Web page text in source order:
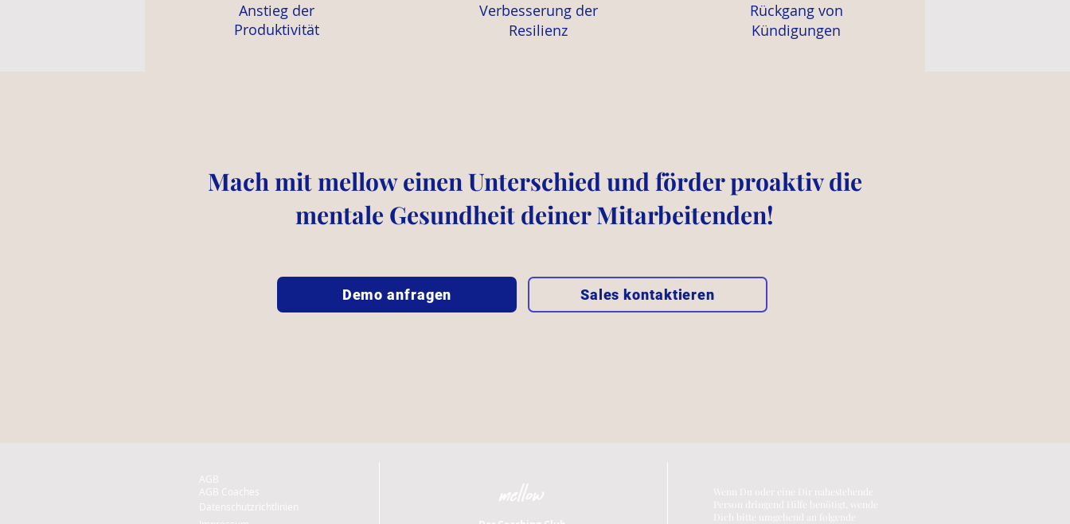
Anstieg der
Produktivität
Verbesserung der
Resilienz
Rückgang von
Kündigungen
Mach mit mellow einen Unterschied und förder proaktiv die
mentale Gesundheit deiner Mitarbeitenden!
Demo anfragen Sales kontaktieren
AGB Coaches
AGB
Datenschutzrichtlinien
Wenn Du oder eine Dir nahestehende
Person dringend Hilfe benötigt, wende
Dich bitte umgehend an folgende